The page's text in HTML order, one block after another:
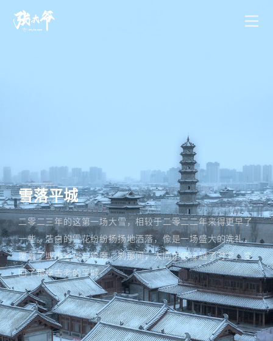
雪落平城
二零二三年的这第一场大雪，相较于二零二二年来得更早了
一些。洁白的雪花纷纷扬扬地洒落，像是一场盛大的洗礼，
覆盖了城市喧嚣与轮廓。刹那间，大同仿佛穿越了时空，变
回了那座古老的平城。